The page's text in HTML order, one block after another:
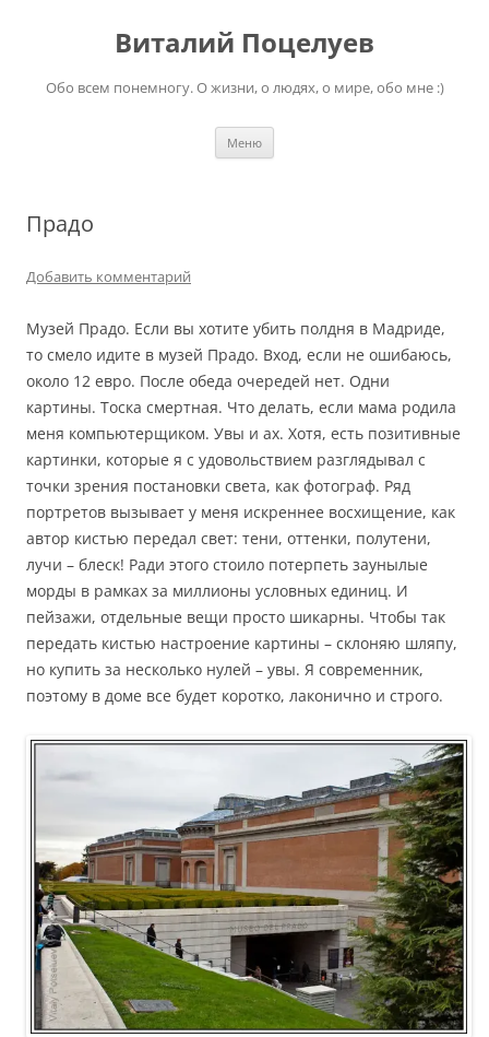
содержимомуВиталий Поцелуев
Обо всем понемногу. О жизни, о людях, о мире, обо мне :)
Меню
Прадо
Добавить комментарий
Музей Прадо. Если вы хотите убить полдня в Мадриде,
то смело идите в музей Прадо. Вход, если не ошибаюсь,
около 12 евро. После обеда очередей нет. Одни
картины. Тоска смертная. Что делать, если мама родила
меня компьютерщиком. Увы и ах. Хотя, есть позитивные
картинки, которые я с удовольствием разглядывал с
точки зрения постановки света, как фотограф. Ряд
портретов вызывает у меня искреннее восхищение, как
автор кистью передал свет: тени, оттенки, полутени,
лучи – блеск! Ради этого стоило потерпеть заунылые
морды в рамках за миллионы условных единиц. И
пейзажи, отдельные вещи просто шикарны. Чтобы так
передать кистью настроение картины – склоняю шляпу,
но купить за несколько нулей – увы. Я современник,
поэтому в доме все будет коротко, лаконично и строго.